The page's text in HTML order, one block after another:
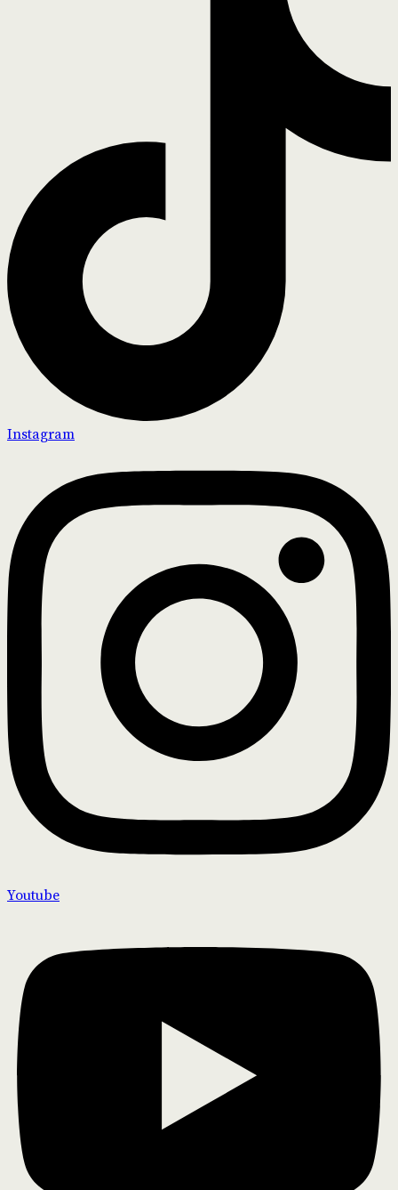
Instagram
Youtube